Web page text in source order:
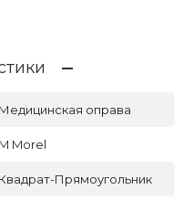
Медицинская оправа
M Morel
Квадрат-Прямоугольник